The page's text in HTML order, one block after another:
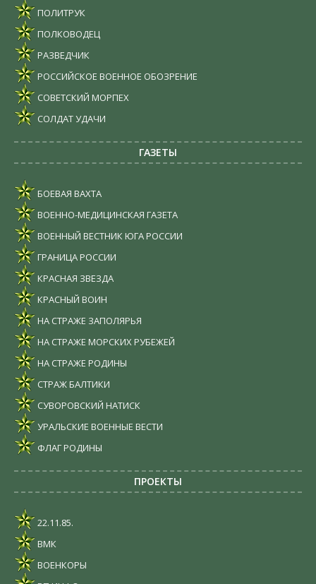
ПОЛИТРУК
ПОЛКОВОДЕЦ
РАЗВЕДЧИК
РОССИЙСКОЕ ВОЕННОЕ ОБОЗРЕНИЕ
СОВЕТСКИЙ МОРПЕХ
СОЛДАТ УДАЧИ
ГАЗЕТЫ
БОЕВАЯ ВАХТА
ВОЕННО-МЕДИЦИНСКАЯ ГАЗЕТА
ВОЕННЫЙ ВЕСТНИК ЮГА РОССИИ
ГРАНИЦА РОССИИ
КРАСНАЯ ЗВЕЗДА
КРАСНЫЙ ВОИН
НА СТРАЖЕ ЗАПОЛЯРЬЯ
НА СТРАЖЕ МОРСКИХ РУБЕЖЕЙ
НА СТРАЖЕ РОДИНЫ
СТРАЖ БАЛТИКИ
СУВОРОВСКИЙ НАТИСК
УРАЛЬСКИЕ ВОЕННЫЕ ВЕСТИ
ФЛАГ РОДИНЫ
ПРОЕКТЫ
22.11.85.
ВМК
ВОЕНКОРЫ